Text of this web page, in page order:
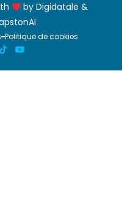
byDigidatale &
Politique de cookies